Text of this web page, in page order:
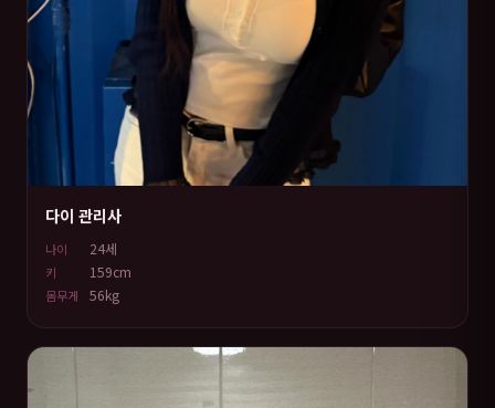
다이 관리사
나이 24세
키 159cm
몸무게 56kg